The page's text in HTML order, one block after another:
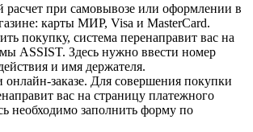
расчет при самовывозе или оформлении в
карты МИР, Visa и MasterCard.
покупку, система перенаправит вас на
ASSIST. Здесь нужно ввести номер
и имя держателя.
заказе. Для совершения покупки
вас на страницу платежного
необходимо заполнить форму по